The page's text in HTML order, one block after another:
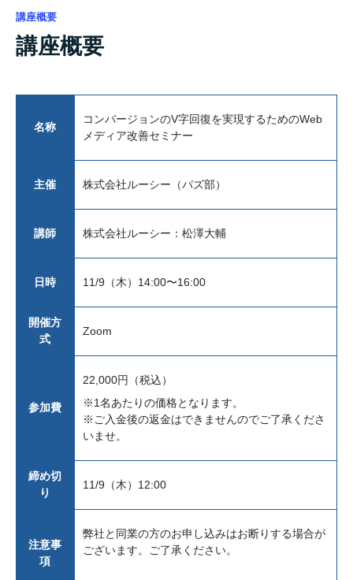
講座概要
講座概要
名称
コンバージョンのV字回復を実現するためのWeb
メディア改善セミナー
主催 株式会社ルーシー（バズ部）
講師 株式会社ルーシー：松澤大輔
日時 11/9（木）14:00〜16:00
開催方
式
Zoom
参加費
22,000円（税込）
※1名あたりの価格となります。
※ご入金後の返金はできませんのでご了承くださ
いませ。
締め切
り
11/9（木）12:00
注意事
項
弊社と同業の方のお申し込みはお断りする場合が
ございます。ご了承ください。